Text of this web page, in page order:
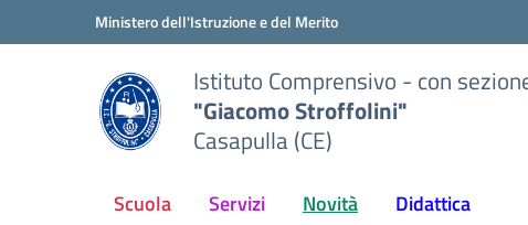
Vai ai contenuti
Vai al menu di navigazioneMinistero dell'Istruzione e del Merito
Istituto Comprensivo - con
"Giacomo Stroffolini"
Casapulla (CE)
Scuola Servizi Novità Didattica